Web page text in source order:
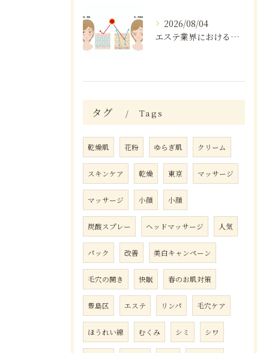
2026/08/04
エステ業界における口コミの効果分析
タグ Tags
乾燥肌 花粉 ゆらぎ肌 クリーム
スキンケア 乾燥 東京 マッサージ
マッサージ 小顔 小顔
炭酸スプレー ヘッドマッサージ 人気
パック 改善 美白キャンペーン
毛穴の開き 快眠 春のお肌対策
豊島区 エステ リンパ 毛穴ケア
ほうれい線 むくみ シミ シワ